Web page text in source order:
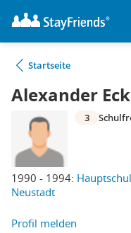
Startseite
Alexander
1990 - 1994:
Neustadt
3
Profil melden